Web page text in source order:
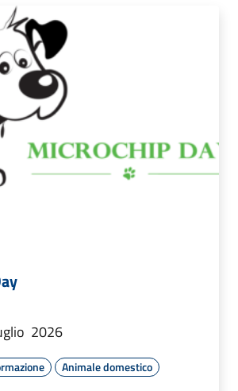
2026
Animale domestico